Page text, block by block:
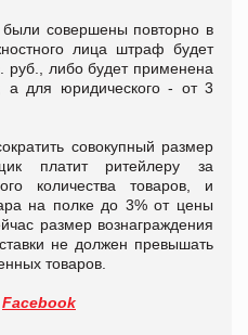
были совершены повторно в
лица штраф будет
руб., либо будет применена
а для юридического - от 3
совокупный размер
платит ритейлеру за
количества товаров, и
на полке до 3% от цены
размер вознаграждения
не должен превышать
товаров.
Facebook